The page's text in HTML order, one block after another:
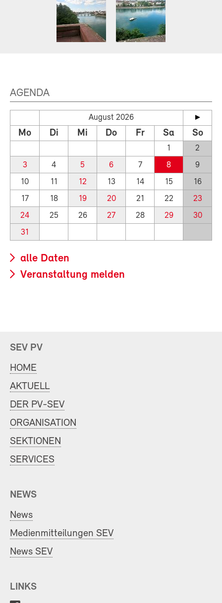
AGENDA
August 2026
Mo Di Mi Do Fr Sa So
1
2
3
4 5 6 7 8
9
10
11 12 13 14 15
16
17
18 19 20 21 22
23
24
25 26 27 28 29
30
31
alle Daten
Veranstaltung melden
SEV PV
HOME
AKTUELL
DER PV-SEV
ORGANISATION
SEKTIONEN
SERVICES
NEWS
News
Medienmitteilungen SEV
News SEV
LINKS